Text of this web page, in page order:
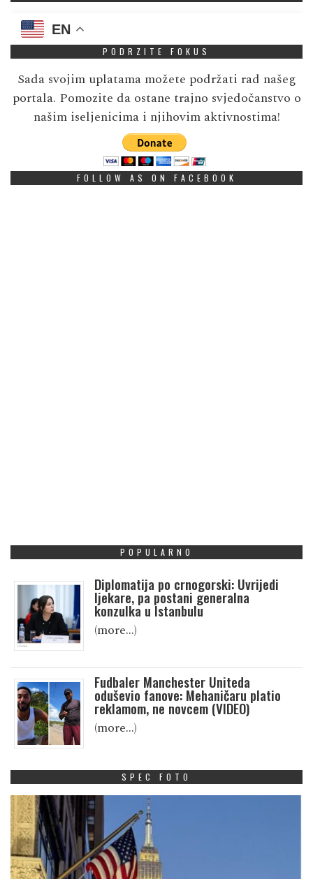
EN
PODRZITE FOKUS
Sada svojim uplatama možete podržati rad našeg
portala. Pomozite da ostane trajno svjedočanstvo o
našim iseljenicima i njihovim aktivnostima!
FOLLOW AS ON FACEBOOK
POPULARNO
Diplomatija po crnogorski: Uvrijedi
ljekare, pa postani generalna
konzulka u Istanbulu
(more…)
Fudbaler Manchester Uniteda
oduševio fanove: Mehaničaru platio
reklamom, ne novcem (VIDEO)
(more…)
SPEC FOTO